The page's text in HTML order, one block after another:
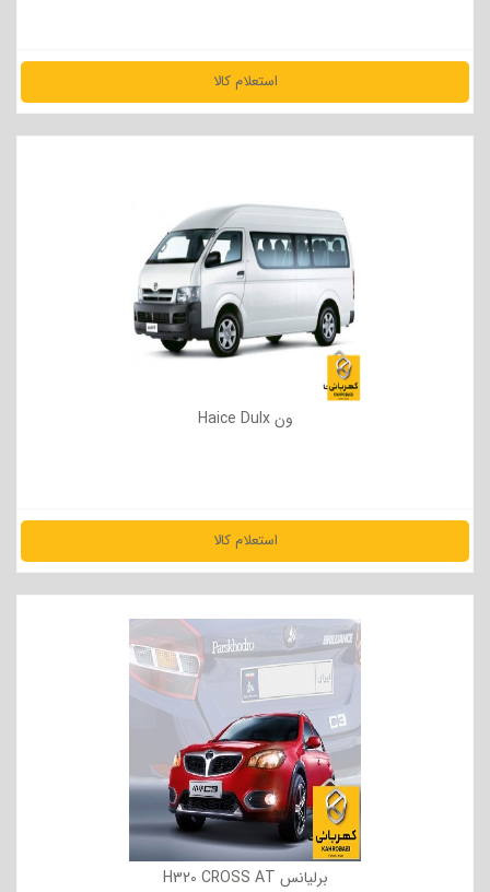
استعلام کالا
مشاهده جزئیات
ون Haice Dulx
استعلام کالا
مشاهده جزئیات
برلیانس H320 CROSS AT